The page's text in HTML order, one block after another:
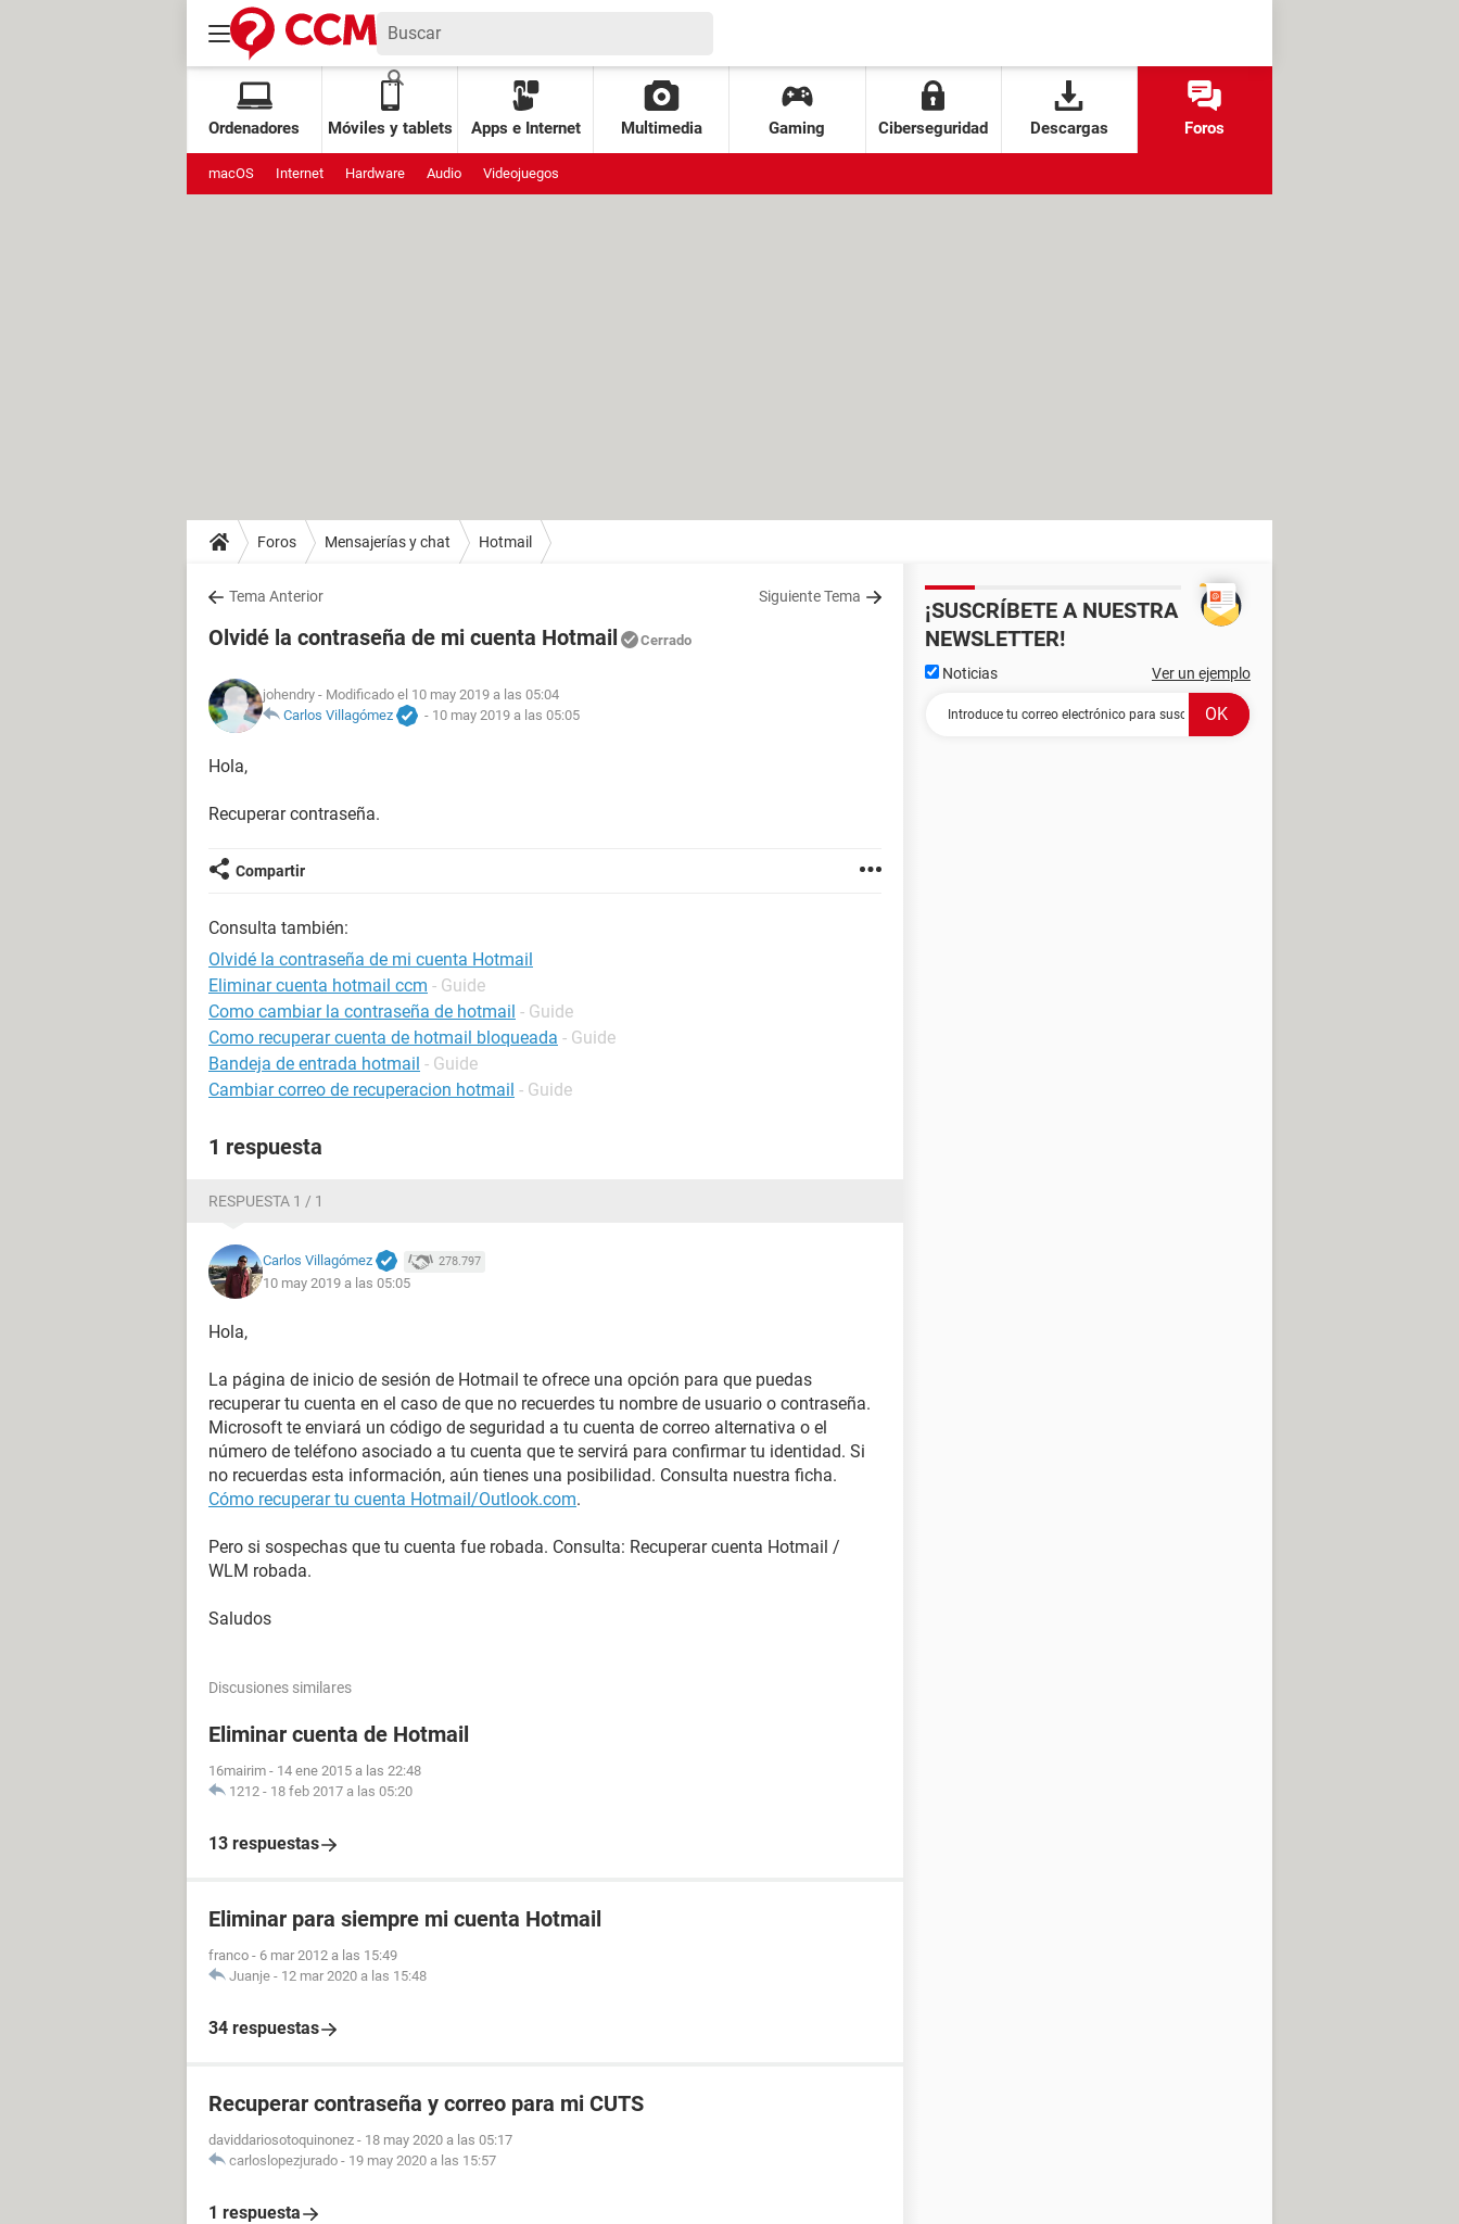
Ordenadores Móviles y tablets Apps e Internet Multimedia Gaming Ciberseguridad Descargas Foros
macOS Internet Hardware Audio Videojuegos
Foros Mensajerías y chat Hotmail
Tema Anterior Siguiente Tema
Olvidé la contraseña de mi cuenta Hotmail Cerrado
johendry - Modificado el 10 may 2019 a las 05:04
Carlos Villagómez
- 10 may 2019 a las 05:05
Hola,
Recuperar contraseña.
Compartir
Consulta también:
Olvidé la contraseña de mi cuenta Hotmail
Eliminar cuenta hotmail ccm - Guide
Como cambiar la contraseña de hotmail - Guide
Como recuperar cuenta de hotmail bloqueada - Guide
Bandeja de entrada hotmail - Guide
Cambiar correo de recuperacion hotmail - Guide
1 respuesta
RESPUESTA 1 / 1
Carlos Villagómez 278.797
10 may 2019 a las 05:05
Hola,
La página de inicio de sesión de Hotmail te ofrece una opción para que puedas
recuperar tu cuenta en el caso de que no recuerdes tu nombre de usuario o contraseña.
Microsoft te enviará un código de seguridad a tu cuenta de correo alternativa o el
número de teléfono asociado a tu cuenta que te servirá para confirmar tu identidad. Si
no recuerdas esta información, aún tienes una posibilidad. Consulta nuestra ficha.
Cómo recuperar tu cuenta Hotmail/Outlook.com.
Pero si sospechas que tu cuenta fue robada. Consulta: Recuperar cuenta Hotmail /
WLM robada.
Saludos
Discusiones similares
Eliminar cuenta de Hotmail
16mairim - 14 ene 2015 a las 22:48
1212 - 18 feb 2017 a las 05:20
13 respuestas
Eliminar para siempre mi cuenta Hotmail
franco - 6 mar 2012 a las 15:49
Juanje - 12 mar 2020 a las 15:48
34 respuestas
Recuperar contraseña y correo para mi CUTS
daviddariosotoquinonez - 18 may 2020 a las 05:17
carloslopezjurado - 19 may 2020 a las 15:57
1 respuesta
¡SUSCRÍBETE A NUESTRA
NEWSLETTER!
Noticias Ver un ejemplo